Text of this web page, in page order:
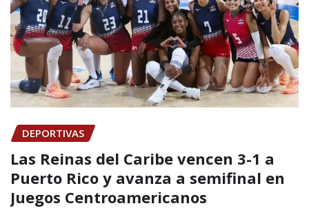
DEPORTIVAS
Las Reinas del Caribe vencen 3-1 a
Puerto Rico y avanza a semifinal en
Juegos Centroamericanos